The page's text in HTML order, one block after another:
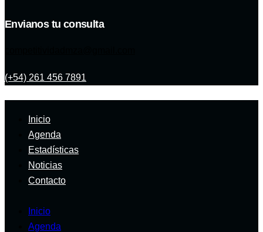
Envianos tu consulta
(+54) 261 456 7891
Inicio
Agenda
Estadísticas
Noticias
Contacto
Inicio
Agenda